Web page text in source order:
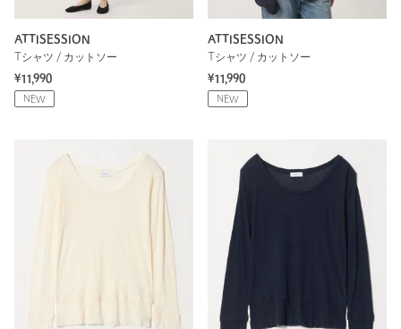
ATTISESSION
Tシャツ / カットソー
¥11,990
NEW
ATTISESSION
Tシャツ / カットソー
¥11,990
NEW